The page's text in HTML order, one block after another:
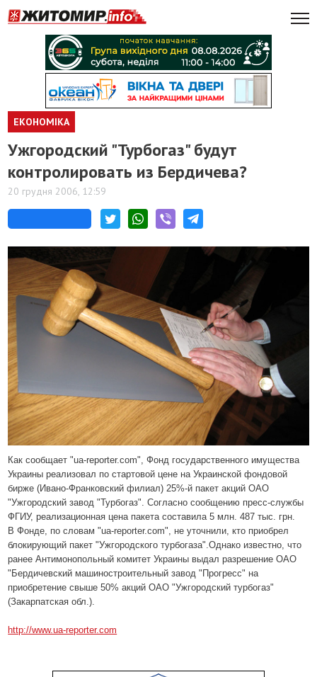
ЕКОНОМІКА
Ужгородский "Турбогаз" будут
контролировать из Бердичева?
20 грудня 2006, 12:59
Как сообщает "ua-reporter.com", Фонд государственного имущества
Украины реализовал по стартовой цене на Украинской фондовой
бирже (Ивано-Франковский филиал) 25%-й пакет акций ОАО
"Ужгородский завод "Турбогаз". Согласно сообщению пресс-службы
ФГИУ, реализационная цена пакета составила 5 млн. 487 тыс. грн.
В Фонде, по словам "ua-reporter.com", не уточнили, кто приобрел
блокирующий пакет "Ужгородского турбогаза".Однако известно, что
ранее Антимонопольный комитет Украины выдал разрешение ОАО
"Бердичевский машиностроительный завод "Прогресс" на
приобретение свыше 50% акций ОАО "Ужгородский турбогаз"
(Закарпатская обл.).
http://www.ua-reporter.com